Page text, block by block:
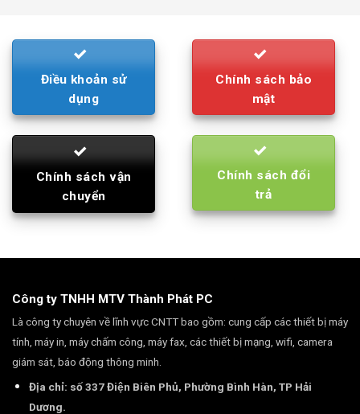
Điều khoản sử
dụng
Chính sách bảo
mật
Chính sách vận
chuyển
Chính sách đổi
trả
Công ty TNHH MTV Thành Phát PC
Là công ty chuyên về lĩnh vực CNTT bao gồm: cung cấp các thiết bị máy
tính, máy in, máy chấm công, máy fax, các thiết bị mạng, wifi, camera
giám sát, báo động thông minh.
Địa chỉ: số 337 Điện Biên Phủ, Phường Bình Hàn, TP Hải
Dương.